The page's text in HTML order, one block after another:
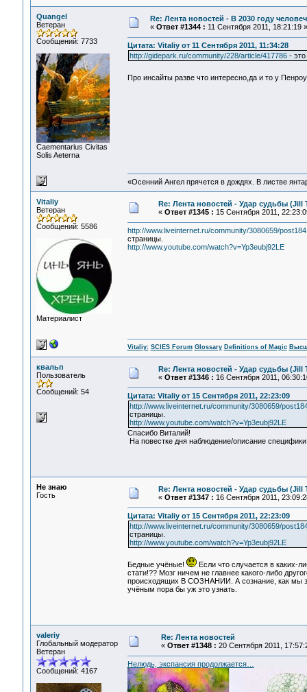
Quangel
Ветеран
Сообщений: 7733
Сaementarius Civitas
Solis Aeterna
Re: Лента новостей - В 2030 году
« Ответ #1344 : 11 Сентября 2011, 18:21:19 »
Цитата: Vitaliy от 11 Сентября 2011, 11:34:28
http://gidepark.ru/community/228/article/417786- это
Про инсайты разве что интересно,да и то у
«Осенний Ангел прячется в дождях. В листве
Vitaliy
Ветеран
Сообщений: 5586
Материалист
Re: Лента новостей - Удар судьбы (Jill
« Ответ #1345 : 15 Сентября 2011,
http://www.liveinternet.ru/community/3080659/
страницы.
http://www.youtube.com/watch?v=Yp3eubj92LE
Vitaliy: SCIES Forum Glossary Definitions of Magic
квальп
Пользователь
Сообщений: 54
Re: Лента новостей - Удар судьбы (Jill
« Ответ #1346 : 16 Сентября 2011,
Цитата: Vitaliy от 15 Сентября 2011, 22:23:09
http://www.liveinternet.ru/community/3080659/
страницы.
http://www.youtube.com/watch?v=Yp3eubj92LE
Спасибо Виталий!
На повестке дня наблюдение/описание
Не знаю
Гость
Re: Лента новостей - Удар судьбы (Jill
« Ответ #1347 : 16 Сентября 2011,
Цитата: Vitaliy от 15 Сентября 2011, 22:23:09
http://www.liveinternet.ru/community/3080659/
страницы.
http://www.youtube.com/watch?v=Yp3eubj92LE
Бедные учёные!
Если что случается в каких-
стати!?? Мозг ничем не главнее какого-либо
происходящих В СОЗНАНИИ. А сознание, как мы
учёным пора бы уж это узнать.
valeriy
Глобальный модератор
Ветеран
Сообщений: 4167
Re: Лента новостей
« Ответ #1348 : 20 Сентября 2011,
Нелюдь, экспансия продолжается…